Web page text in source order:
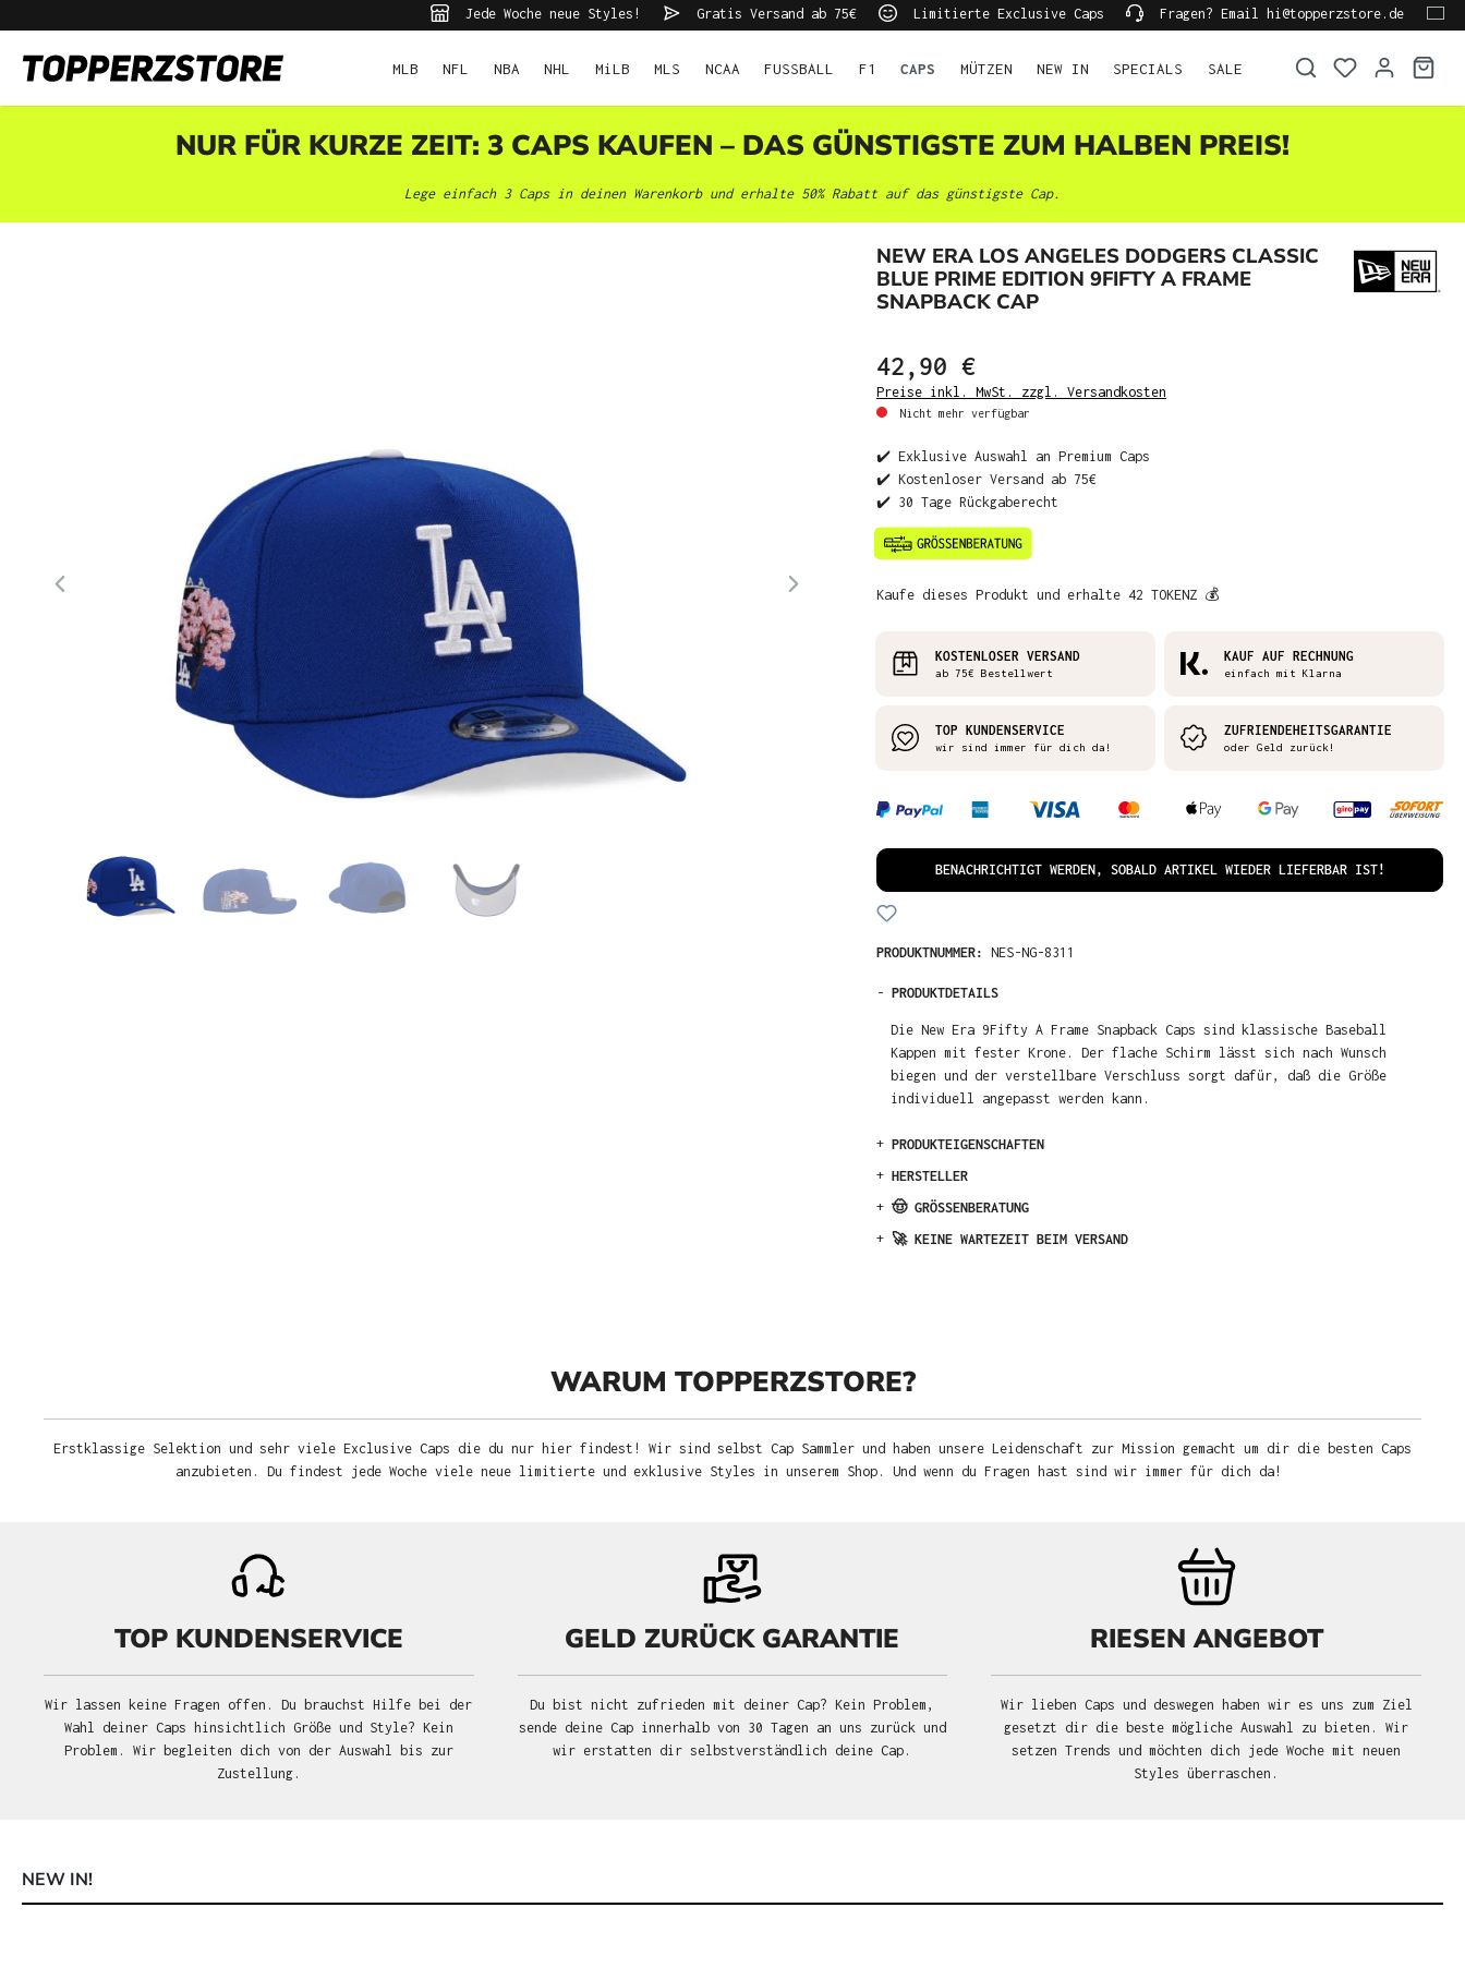
Jede Woche neue Styles! Gratis Versand ab 75€ Limitierte Exclusive Caps Fragen? Email hi@topperzstore.de
MLB NFL NBA NHL MiLB MLS NCAA FUSSBALL F1 CAPS MÜTZEN NEW IN SPECIALS SALE
NUR FÜR KURZE ZEIT: 3 CAPS KAUFEN – DAS GÜNSTIGSTE ZUM HALBEN PREIS!
Lege einfach 3 Caps in deinen Warenkorb und erhalte 50% Rabatt auf das günstigste Cap.
NEW ERA LOS ANGELES DODGERS CLASSIC
BLUE PRIME EDITION 9FIFTY A FRAME
SNAPBACK CAP
42,90 €
Preise inkl. MwSt. zzgl. Versandkosten
Nicht mehr verfügbar
✔️ Exklusive Auswahl an Premium Caps
✔️ Kostenloser Versand ab 75€
✔️ 30 Tage Rückgaberecht
Kaufe dieses Produkt und erhalte 42 TOKENZ 💰
KOSTENLOSER VERSAND
ab 75€ Bestellwert
KAUF AUF RECHNUNG
einfach mit Klarna
TOP KUNDENSERVICE
wir sind immer für dich da!
ZUFRIENDEHEITSGARANTIE
oder Geld zurück!
BENACHRICHTIGT WERDEN, SOBALD ARTIKEL WIEDER LIEFERBAR IST!
PRODUKTNUMMER: NES-NG-8311
- PRODUKTDETAILS
Die New Era 9Fifty A Frame Snapback Caps sind klassische Baseball
Kappen mit fester Krone. Der flache Schirm lässt sich nach Wunsch
biegen und der verstellbare Verschluss sorgt dafür, daß die Größe
individuell angepasst werden kann.
+ PRODUKTEIGENSCHAFTEN
+ HERSTELLER
+ 🤠 GRÖSSENBERATUNG
+ 🚀 KEINE WARTEZEIT BEIM VERSAND
WARUM TOPPERZSTORE?
Erstklassige Selektion und sehr viele Exclusive Caps die du nur hier findest! Wir sind selbst Cap Sammler und haben unsere Leidenschaft zur Mission gemacht um dir die besten Caps
anzubieten. Du findest jede Woche viele neue limitierte und exklusive Styles in unserem Shop. Und wenn du Fragen hast sind wir immer für dich da!
TOP KUNDENSERVICE
Wir lassen keine Fragen offen. Du brauchst Hilfe bei der
Wahl deiner Caps hinsichtlich Größe und Style? Kein
Problem. Wir begleiten dich von der Auswahl bis zur
Zustellung.
GELD ZURÜCK GARANTIE
Du bist nicht zufrieden mit deiner Cap? Kein Problem,
sende deine Cap innerhalb von 30 Tagen an uns zurück und
wir erstatten dir selbstverständlich deine Cap.
RIESEN ANGEBOT
Wir lieben Caps und deswegen haben wir es uns zum Ziel
gesetzt dir die beste mögliche Auswahl zu bieten. Wir
setzen Trends und möchten dich jede Woche mit neuen
Styles überraschen.
NEW IN!